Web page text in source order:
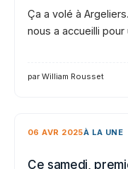
Ça a volé à
nous a accueilli
par William Rousset
06 AVR 2025À LA UNE
Ce samedi,